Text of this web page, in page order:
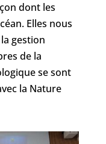
dont les
Elles nous
gestion
de la
se sont
la Nature